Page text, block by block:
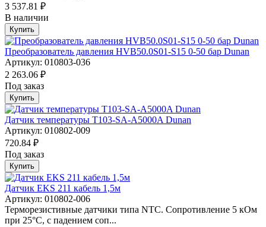
3 537.81 ₽
В наличии
Купить
Преобразователь давления HVB50.0S01-S15 0-50 бар Dunan
Артикул: 010803-036
2 263.06 ₽
Под заказ
Купить
Датчик температуры T103-SA-A5000A Dunan
Артикул: 010802-009
720.84 ₽
Под заказ
Купить
Датчик EKS 211 кабель 1,5м
Артикул: 010802-006
Терморезистивные датчики типа NTC. Сопротивление 5 кОм
при 25°С, с падением соп...